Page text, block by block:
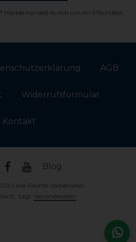
Hierbei handelt es sich um ein Pflichtfeld.
AGB
Widerrufs­formular
Kontakt
Blog
| Alle Rechte vorbehalten.
zzgl. Versandkosten